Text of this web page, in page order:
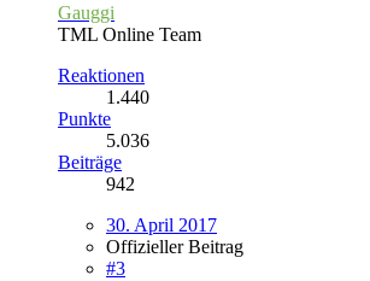
Gauggi
TML Online Team
Reaktionen
1.440
Punkte
5.036
Beiträge
942
30. April 2017
Offizieller Beitrag
#3